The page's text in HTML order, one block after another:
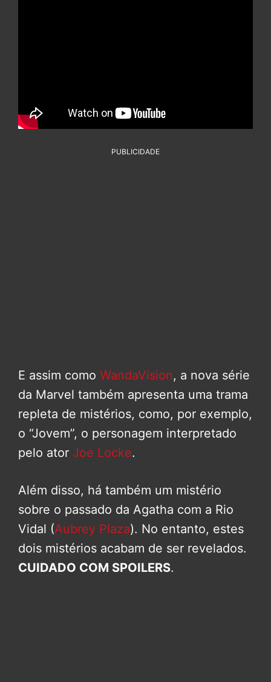
PUBLICIDADE
E assim como WandaVision, a nova série
da Marvel também apresenta uma trama
repleta de mistérios, como, por exemplo,
o “Jovem”, o personagem interpretado
pelo ator Joe Locke.
Além disso, há também um mistério
sobre o passado da Agatha com a Rio
Vidal (Aubrey Plaza). No entanto, estes
dois mistérios acabam de ser revelados.
CUIDADO COM SPOILERS.